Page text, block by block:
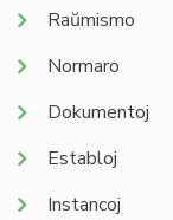
Raŭmismo
Normaro
Dokumentoj
Establoj
Instancoj